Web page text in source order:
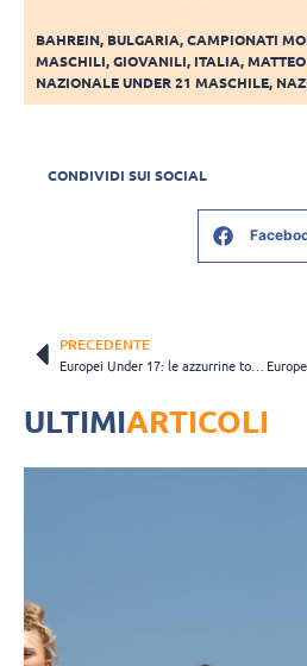
BAHREIN, BULGARIA,CAMPIONATI
MASCHILI,GIOVANILI, ITALIA,
NAZIONALE UNDER 21 MASCHILE,
CONDIVIDI SUI SOCIAL
PRECEDENTE
ULTIMIARTICOLI